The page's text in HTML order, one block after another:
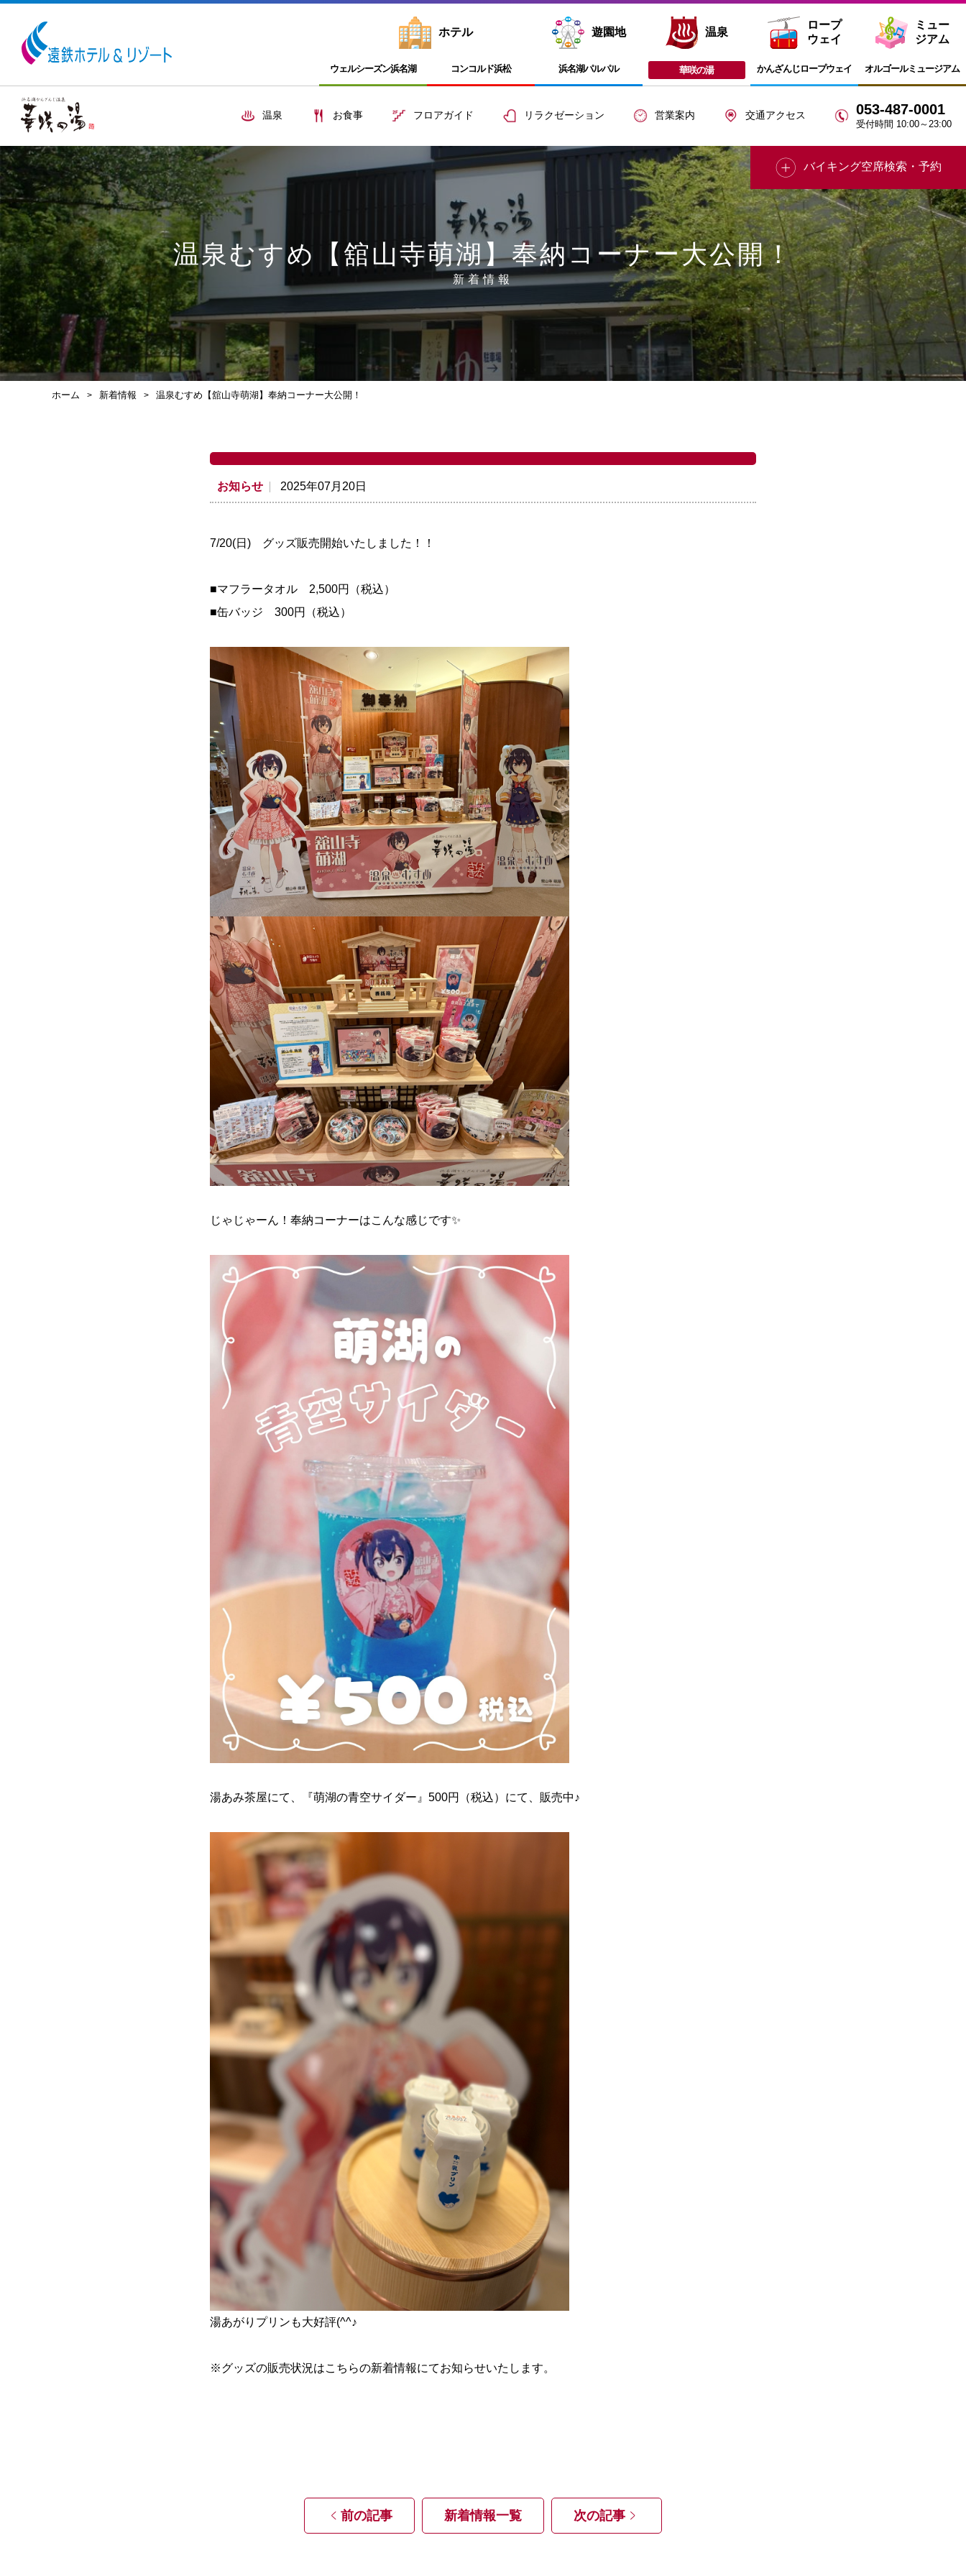
ホテル
ウェルシーズン浜名湖 コンコルド浜松
遊園地
浜名湖パルパル
温泉
華咲の湯
ロープ
ウェイ
かんざんじロープウェイ
ミュー
ジアム
オルゴールミュージアム
温泉 お食事 フロアガイド リラクゼーション 営業案内 交通アクセス 053-487-0001
受付時間 10:00～23:00
バイキング空席検索・予約
温泉むすめ【舘山寺萌湖】奉納コーナー大公開！
新着情報
ホーム 新着情報 温泉むすめ【舘山寺萌湖】奉納コーナー大公開！
お知らせ 2025年07月20日
7/20(日) グッズ販売開始いたしました！！
■マフラータオル 2,500円（税込）
■缶バッジ 300円（税込）
じゃじゃーん！奉納コーナーはこんな感じです✨
湯あみ茶屋にて、『萌湖の青空サイダー』500円（税込）にて、販売中♪
湯あがりプリンも大好評(^^♪
※グッズの販売状況はこちらの新着情報にてお知らせいたします。
前の記事 新着情報一覧 次の記事